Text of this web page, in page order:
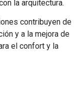
la arquitectura.
contribuyen de
y a la mejora de
el confort y la